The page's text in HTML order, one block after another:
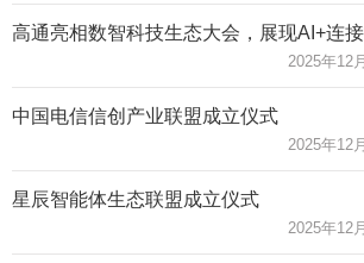
高通亮相数智科技生态大会，展现AI+连接
2025年12
中国电信信创产业联盟成立仪式
2025年12
星辰智能体生态联盟成立仪式
2025年12